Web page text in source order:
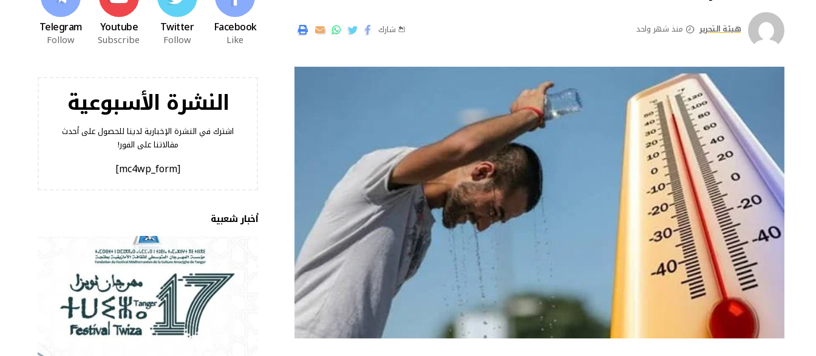
هيئة التحرير منذ شهر واحد شارك Facebook
Like
Twitter
Follow
Youtube
Subscribe
Telegram
Follow
النشرة الأسبوعية
اشترك في النشرة الإخبارية لدينا للحصول على أحدث
مقالاتنا على الفور!
[mc4wp_form]
أخبار شعبية